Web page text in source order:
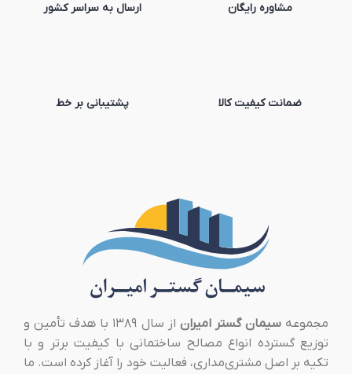
مشاوره رایگان
ضمانت کیفیت کالا
ارسال به سراسر کشور
پشتیبانی بر خط
مجموعهسیمان گستر امیران
از سال ۱۳۸۹ با هدف تأمین و
توزیع گسترده انواع مصالح ساختمانی با کیفیت برتر و با
تکیه بر اصل مشتری‌مداری، فعالیت خود را آغاز کرده است. ما